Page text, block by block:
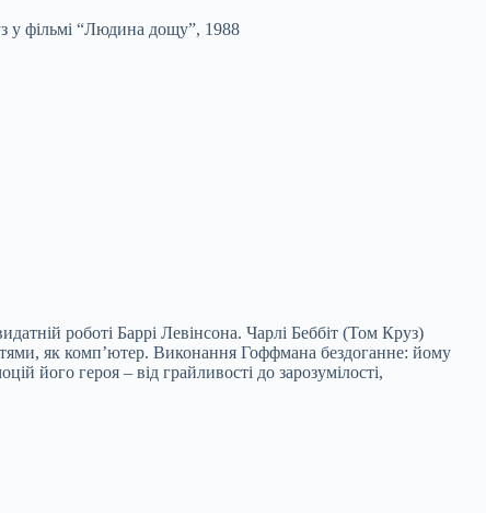
у фільмі “Людина дощу”, 1988
роботі Баррі Левінсона. Чарлі Беббіт (Том Круз)
як комп’ютер. Виконання Гоффмана бездоганне: йому
його героя – від грайливості до зарозумілості,